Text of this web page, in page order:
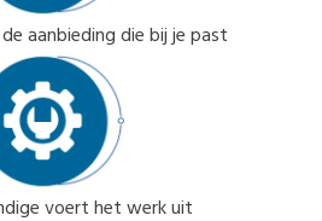
aanbieding die bij je past
voert het werk uit